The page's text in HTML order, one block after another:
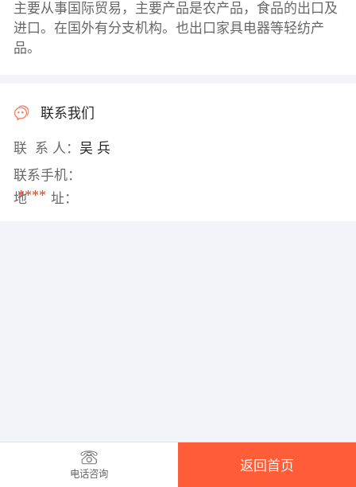
主要从事国际贸易，主要产品是农产品，食品的出口及
进口。在国外有分支机构。也出口家具电器等轻纺产
品。
联系我们
联 系 人： 吴 兵
联系手机：
****
地 址：
电话咨询
返回首页